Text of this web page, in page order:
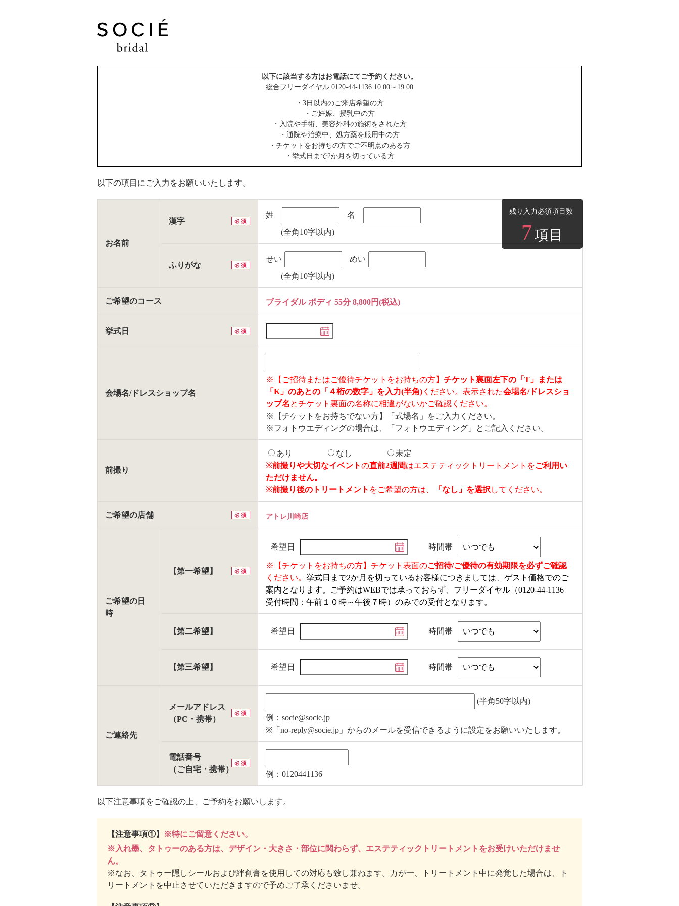
以下に該当する方はお電話にてご予約ください。
総合フリーダイヤル:0120-44-1136 10:00～19:00
・3日以内のご来店希望の方
・ご妊娠、授乳中の方
・入院や手術、美容外科の施術をされた方
・通院や治療中、処方薬を服用中の方
・チケットをお持ちの方でご不明点のある方
・挙式日まで2か月を切っている方
以下の項⽬にご⼊⼒をお願いいたします。
残り入力必須項目数
7項目
お名前
漢字
姓
名
(全角10字以内)
ふりがな
せい
めい
(全角10字以内)
ご希望のコース ブライダル ボディ 55分 8,800円(税込)
挙式日
会場名/ドレスショップ名
※【ご招待またはご優待チケットをお持ちの方】 チケット裏面左下の「T」または
「K」のあとの 「４桁の数字」を入力(半角) ください。表示された会場名/ドレスショ
ップ名 とチケット裏面の名称に相違がないかご確認ください。
※【チケットをお持ちでない方】「式場名」をご入力ください。
※フォトウエディングの場合は、「フォトウエディング」とご記入ください。
前撮り
あり なし
未定
※前撮りや大切なイベントの直前2週間はエステティックトリートメントをご利用い
ただけません。
※前撮り後のトリートメント をご希望の方は、 「なし」を選択 してください。
ご希望の店舗 アトレ川崎店
ご希望の日
時
【第一希望】
希望日 時間帯
※【チケットをお持ちの方】チケット表面のご招待/ご優待の有効期限を必ずご確認
ください。 挙式日まで2か月を切っているお客様につきましては、ゲスト価格でのご
案内となります。ご予約はWEBでは承っておらず、フリーダイヤル（0120-44-1136
受付時間：午前１０時～午後７時）のみでの受付となります。
【第二希望】 希望日 時間帯
【第三希望】 希望日 時間帯
ご連絡先
メールアドレス
（PC・携帯）
(半角50字以内)
例：socie@socie.jp
※「no-reply@socie.jp」からのメールを受信できるように設定をお願いいたします。
電話番号
（ご自宅・携帯）
例：0120441136
以下注意事項をご確認の上、ご予約をお願いします。
【注意事項①】
※特にご留意ください。
※入れ墨、タトゥーのある方は、デザイン・大きさ・部位に関わらず、エステティックトリートメントをお受けいただけませ
ん。
※なお、タトゥー隠しシールおよび絆創膏を使用しての対応も致し兼ねます。万が一、トリートメント中に発覚した場合は、ト
リートメントを中止させていただきますので予めご了承くださいませ。